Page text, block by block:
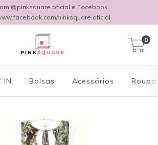
@pinksquare.oficial e Facebook:
pinksquare.oficial
0
IN Bolsas Acessórios